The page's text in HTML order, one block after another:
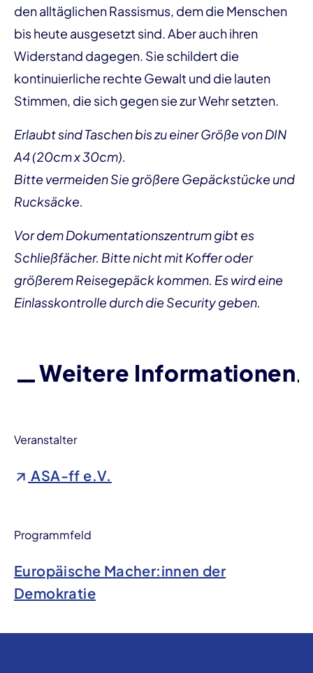
den alltäglichen Rassismus, dem die Menschen
bis heute ausgesetzt sind. Aber auch ihren
Widerstand dagegen. Sie schildert die
kontinuierliche rechte Gewalt und die lauten
Stimmen, die sich gegen sie zur Wehr setzten.
Erlaubt sind Taschen bis zu einer Größe von DIN
A4 (20cm x 30cm).
Bitte vermeiden Sie größere Gepäckstücke und
Rucksäcke.
Vor dem Dokumentationszentrum gibt es
Schließfächer. Bitte nicht mit Koffer oder
größerem Reisegepäck kommen. Es wird eine
Einlasskontrolle durch die Security geben.
Weitere Informationen
Veranstalter
ASA-ff e.V.
Programmfeld
Europäische Macher:innen der
Demokratie